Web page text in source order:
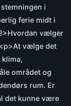
i
ferie midt i
vælger
vælge det
området og
rum. Er
det kunne være